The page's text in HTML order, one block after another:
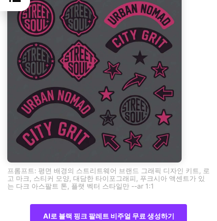
프롬프트: 평면 배경의 스트리트웨어 브랜드 그래픽 디자인 키트, 로
고 마크, 스티커 모양, 대담한 타이포그래피, 푸크시아 액센트가 있
는 다크 아스팔트 톤, 플랫 벡터 스타일만 --ar 1:1
AI로 블랙 핑크 팔레트 비주얼 무료 생성하기